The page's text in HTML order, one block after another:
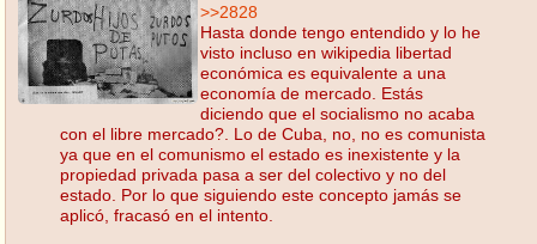
>>2828
Hasta donde tengo entendido y lo he
visto incluso en wikipedia libertad
económica es equivalente a una
economía de mercado. Estás
diciendo que el socialismo no acaba
con el libre mercado?. Lo de Cuba, no, no es comunista
ya que en el comunismo el estado es inexistente y la
propiedad privada pasa a ser del colectivo y no del
estado. Por lo que siguiendo este concepto jamás se
aplicó, fracasó en el intento.